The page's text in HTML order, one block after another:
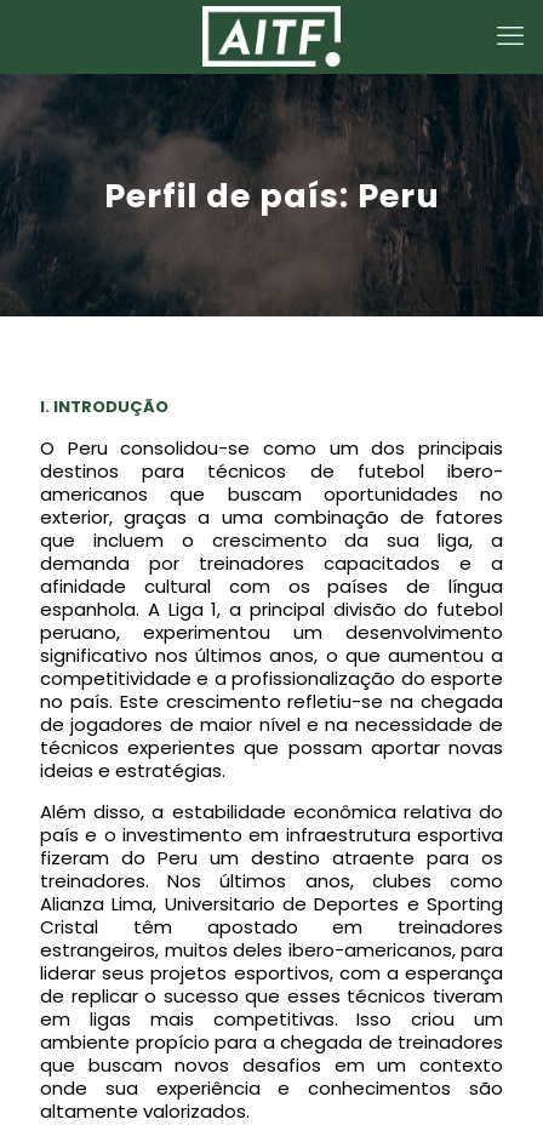
Perfil de país: Peru
I. INTRODUÇÃO
O Peru consolidou-se como um dos principais
destinos para técnicos de futebol ibero-
americanos que buscam oportunidades no
exterior, graças a uma combinação de fatores
que incluem o crescimento da sua liga, a
demanda por treinadores capacitados e a
afinidade cultural com os países de língua
espanhola. A Liga 1, a principal divisão do futebol
peruano, experimentou um desenvolvimento
significativo nos últimos anos, o que aumentou a
competitividade e a profissionalização do esporte
no país. Este crescimento refletiu-se na chegada
de jogadores de maior nível e na necessidade de
técnicos experientes que possam aportar novas
ideias e estratégias.
Além disso, a estabilidade econômica relativa do
país e o investimento em infraestrutura esportiva
fizeram do Peru um destino atraente para os
treinadores. Nos últimos anos, clubes como
Alianza Lima, Universitario de Deportes e Sporting
Cristal têm apostado em treinadores
estrangeiros, muitos deles ibero-americanos, para
liderar seus projetos esportivos, com a esperança
de replicar o sucesso que esses técnicos tiveram
em ligas mais competitivas. Isso criou um
ambiente propício para a chegada de treinadores
que buscam novos desafios em um contexto
onde sua experiência e conhecimentos são
altamente valorizados.